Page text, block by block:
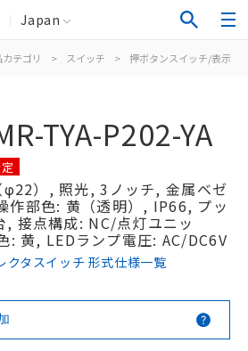
Japan
テゴリ > スイッチ > 押ボタンスイッチ/表示灯
TYA-P202-YA
φ22）, 照光, 3ノッチ, 金属ベゼ
作部色: 黄（透明）, IP66, プッ
, 接点構成: NC/点灯ユニッ
: 黄, LEDランプ電圧: AC/DC6V
クタスイッチ 形式仕様一覧